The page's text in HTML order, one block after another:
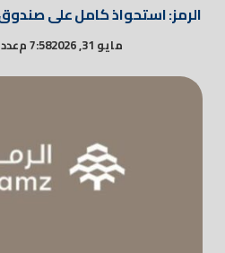
الرمز: استحواذ كامل على صندوق عقاري
مايو 31, 2026 7:58 م